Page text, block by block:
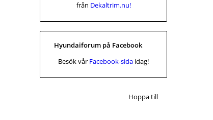
från Dekaltrim.nu!
Hyundaiforum på Facebook
Besök vår Facebook-sida idag!
Hoppa till